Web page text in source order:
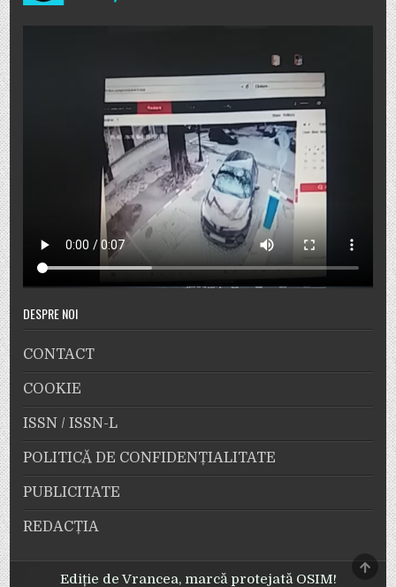
DESPRE NOI
CONTACT
COOKIE
ISSN / ISSN-L
POLITICĂ DE CONFIDENȚIALITATE
PUBLICITATE
REDACȚIA
Ediție de Vrancea, marcă protejată OSIM!